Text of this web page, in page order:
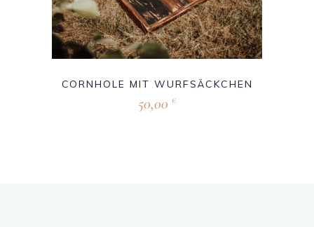
CORNHOLE MIT WURFSÄCKCHEN
50,00 €